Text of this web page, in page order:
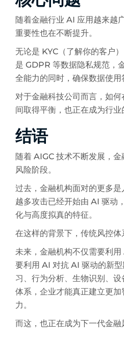
随着金融行业 AI 应用越来越
重要性也在不断提升。
无论是 KYC（了解你的客户
是 GDPR 等数据隐私规范，
全能力的同时，确保数据使用
对于金融科技公司而言，如何
间取得平衡，也正在成为行业
结语
随着 AIGC 技术不断发展，
风险阶段。
过去，金融机构面对的更多
越多攻击已经开始由 AI 驱动
化与高度拟真的特征。
在这样的背景下，传统风控体
未来，金融机构不仅需要利
要利用 AI 对抗 AI 驱动的新
习、行为分析、生物识别、
体系，企业才能真正建立更
力。
而这，也正在成为下一代金融